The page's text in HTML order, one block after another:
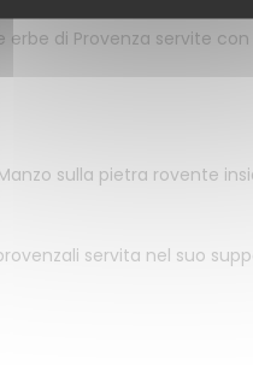
di Provenza servite
sulla pietra rovente
servita nel suo